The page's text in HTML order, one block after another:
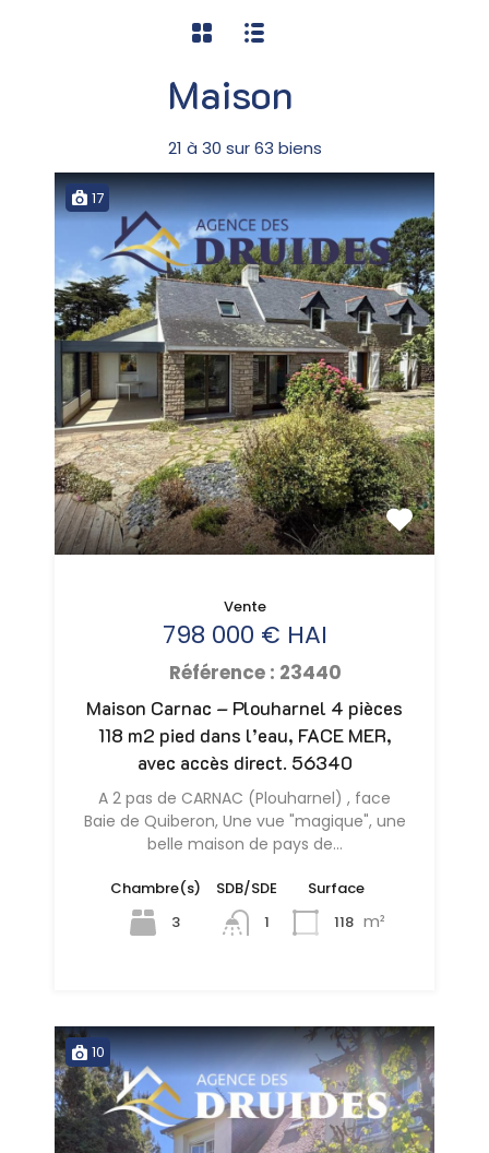
Maison
21 à 30 sur63 biens
17
Maison Carnac – Plouharnel 4 pièces
118 m2 pied dans l’eau, FACE MER,
avec accès direct. 56340
A 2 pas de CARNAC (Plouharnel) , face
Baie de Quiberon, Une vue "magique", une
belle maison de pays de…
Chambre(s)
3
SDB/SDE
1
Surface
118 m²
Vente
798 000 € HAI
Référence : 23440
10